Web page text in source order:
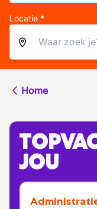
Locatie *
Home
JOU